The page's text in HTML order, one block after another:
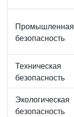
Промышленная
безопасность
Техническая
безопасность
Экологическая
безопасность